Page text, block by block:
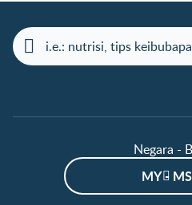
Negara -
MY - MS